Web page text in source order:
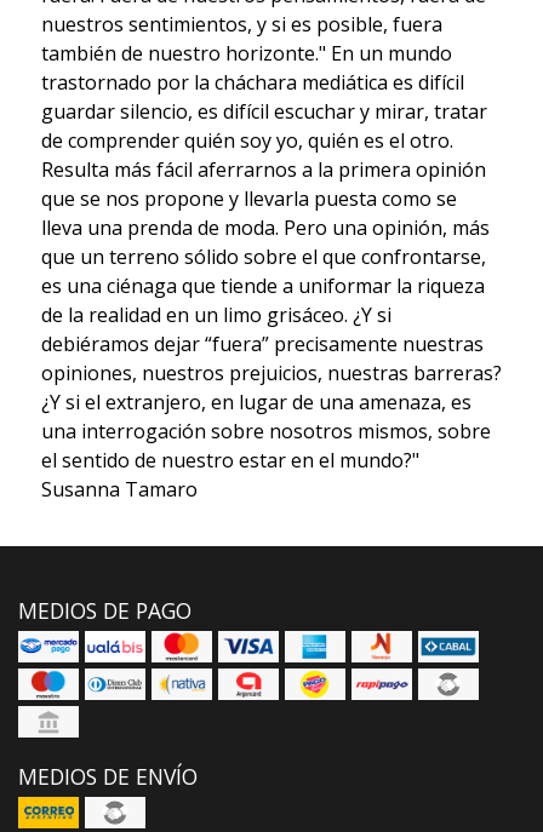
nuestros sentimientos, y si es posible, fuera
también de nuestro horizonte." En un mundo
trastornado por la cháchara mediática es difícil
guardar silencio, es difícil escuchar y mirar, tratar
de comprender quién soy yo, quién es el otro.
Resulta más fácil aferrarnos a la primera opinión
que se nos propone y llevarla puesta como se
lleva una prenda de moda. Pero una opinión, más
que un terreno sólido sobre el que confrontarse,
es una ciénaga que tiende a uniformar la riqueza
de la realidad en un limo grisáceo. ¿Y si
debiéramos dejar “fuera” precisamente nuestras
opiniones, nuestros prejuicios, nuestras barreras?
¿Y si el extranjero, en lugar de una amenaza, es
una interrogación sobre nosotros mismos, sobre
el sentido de nuestro estar en el mundo?"
Susanna Tamaro
MEDIOS DE PAGO
MEDIOS DE ENVÍO